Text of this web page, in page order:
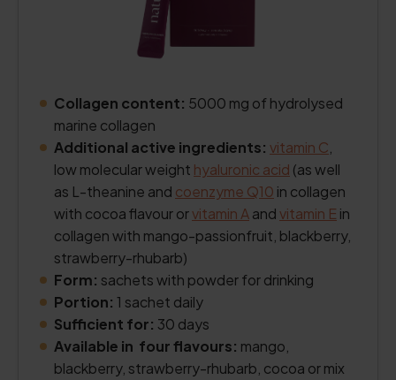
Collagen content: 5000 mg of hydrolysed
marine collagen
Additional active ingredients: vitamin C
low molecular weight hyaluronic acid (as well
as L-theanine and coenzyme Q10 in collagen
with cocoa flavour orvitamin Aandvitamin E in
collagen with mango-passionfruit, blackberry,
strawberry-rhubarb)
Form: sachets with powder for drinking
Portion: 1 sachet daily
Sufficient for: 30 days
Available in four flavours: mango,
blackberry, strawberry-rhubarb, cocoa or mix